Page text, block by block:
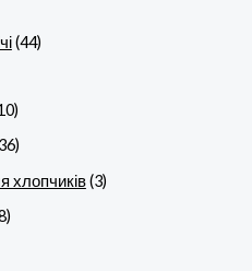
(44)
хлопчиків(3)